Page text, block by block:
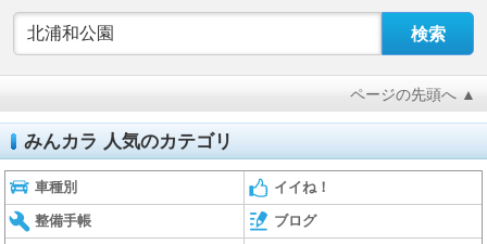
ページの先頭へ ▲
みんカラ 人気のカテゴリ
車種別 イイね！
整備手帳 ブログ